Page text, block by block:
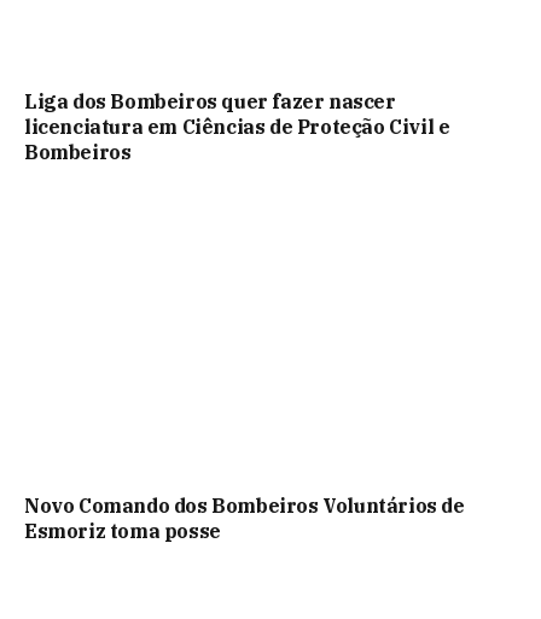
Liga dos Bombeiros quer fazer nascer
licenciatura em Ciências de Proteção Civil e
Bombeiros
Novo Comando dos Bombeiros Voluntários de
Esmoriz toma posse